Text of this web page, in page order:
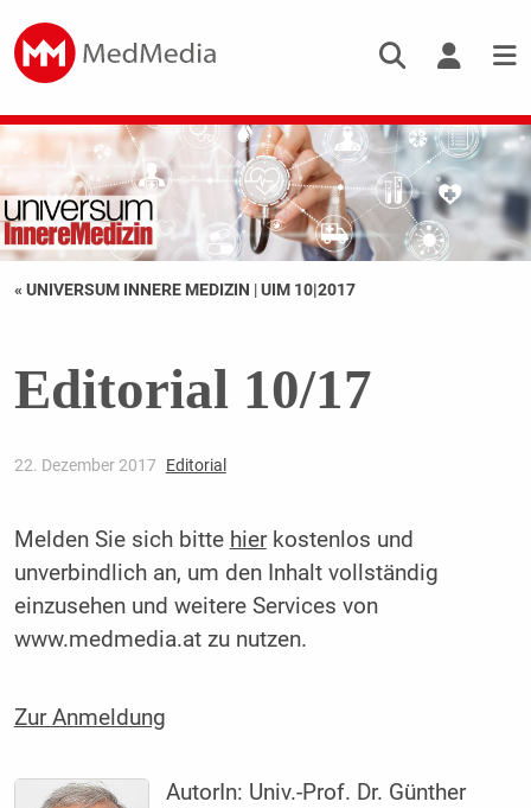
« UNIVERSUM INNERE MEDIZIN |UIM 10|2017
Editorial 10/17
22. Dezember 2017 Editorial
Melden Sie sich bitte hierkostenlos und
unverbindlich an, um den Inhalt vollständig
einzusehen und weitere Services von
www.medmedia.at zu nutzen.
Zur Anmeldung
AutorIn: Univ.-Prof. Dr. Günther